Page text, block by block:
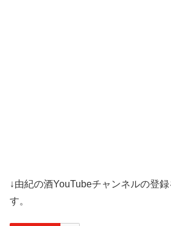
↓由紀の酒YouTubeチャンネルの登
す。